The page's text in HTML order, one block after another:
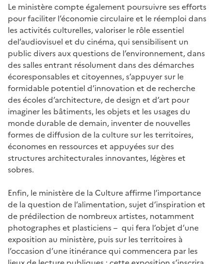
Le ministère compte également poursuivre ses efforts
pour faciliter l’économie circulaire et le réemploi dans
les activités culturelles, valoriser le rôle essentiel
del’audiovisuel et du cinéma, qui sensibilisent un
public divers aux questions de l’environnement, dans
des salles entrant résolument dans des démarches
écoresponsables et citoyennes, s’appuyer sur le
formidable potentiel d’innovation et de recherche
des écoles d’architecture, de design et d’art pour
imaginer les bâtiments, les objets et les usages du
monde durable de demain, inventer de nouvelles
formes de diffusion de la culture sur les territoires,
économes en ressources et appuyées sur des
structures architecturales innovantes, légères et
sobres.
Enfin, le ministère de la Culture affirme l’importance
de la question de l’alimentation, sujet d’inspiration et
de prédilection de nombreux artistes, notamment
photographes et plasticiens – qui fera l’objet d’une
exposition au ministère, puis sur les territoires à
l’occasion d’une itinérance qui commencera par les